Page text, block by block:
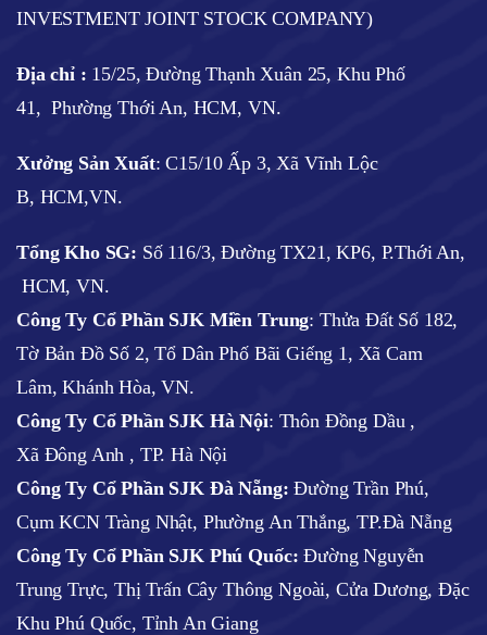
INVESTMENT JOINT STOCK COMPANY)
Địa chỉ : 15/25, Đường Thạnh Xuân 25, Khu Phố
41, Phường Thới An, HCM, VN.
Xưởng Sản Xuất: C15/10 Ấp 3, Xã Vĩnh Lộc
B, HCM,VN.
Tổng Kho SG: Số 116/3, Đường TX21, KP6, P.Thới An,
HCM, VN.
Công Ty Cổ Phần SJK Miền Trung: Thửa Đất Số 182,
Tờ Bản Đồ Số 2, Tổ Dân Phố Bãi Giếng 1, Xã Cam
Lâm, Khánh Hòa, VN.
Công Ty Cổ Phần SJK Hà Nội: Thôn Đồng Dầu ,
Xã Đông Anh , TP. Hà Nội
Công Ty Cổ Phần SJK Đà Nẵng: Đường Trần Phú,
Cụm KCN Tràng Nhật, Phường An Thắng, TP.Đà Nẵng
Công Ty Cổ Phần SJK Phú Quốc: Đường Nguyễn
Trung Trực, Thị Trấn Cây Thông Ngoài, Cửa Dương, Đặc
Khu Phú Quốc, Tỉnh An Giang